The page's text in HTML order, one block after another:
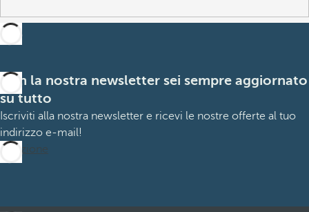
Con la nostra newsletter sei sempre aggiornato
su tutto
Iscriviti alla nostra newsletter e ricevi le nostre offerte al tuo
indirizzo e-mail!
Iscrizione